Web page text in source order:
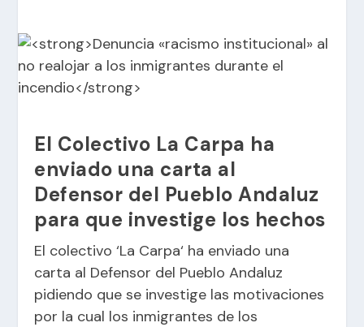
El Colectivo La Carpa ha
enviado una carta al
Defensor del Pueblo Andaluz
para que investige los hechos
El colectivo ‘La Carpa‘ ha enviado una
carta al Defensor del Pueblo Andaluz
pidiendo que se investige las motivaciones
por la cual los inmigrantes de los